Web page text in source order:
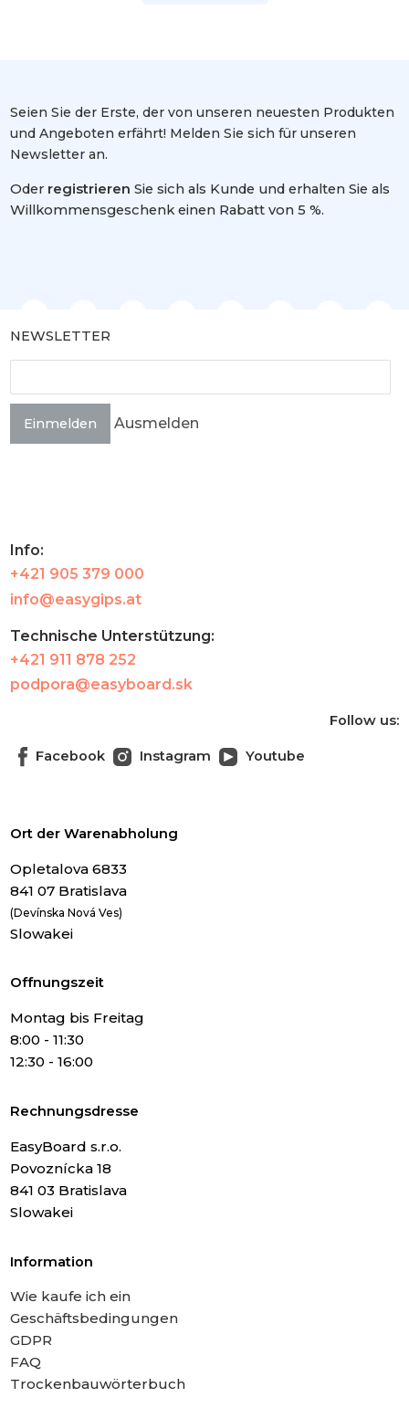
Seien Sie der Erste, der von unseren neuesten Produkten
und Angeboten erfährt! Melden Sie sich für unseren
Newsletter an.
Oder registrieren Sie sich als Kunde und erhalten Sie als
Willkommensgeschenk einen Rabatt von 5 %.
NEWSLETTER
Einmelden Ausmelden
Info:
+421 905 379 000
info@easygips.at
Technische Unterstützung:
+421 911 878 252
podpora@easyboard.sk
Follow us:
Facebook Instagram Youtube
Ort der Warenabholung
Opletalova 6833
841 07 Bratislava
(Devínska Nová Ves)
Slowakei
Offnungszeit
Montag bis Freitag
8:00 - 11:30
12:30 - 16:00
Rechnungsdresse
EasyBoard s.r.o.
Povoznícka 18
841 03 Bratislava
Slowakei
Information
Wie kaufe ich ein
Geschäftsbedingungen
GDPR
FAQ
Trockenbauwörterbuch